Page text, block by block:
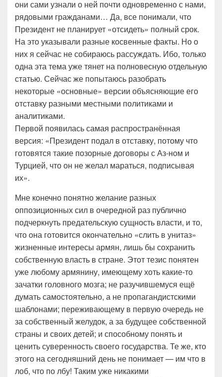
они сами узнали о ней почти одновременно с нами,
рядовыми гражданами… Да, все понимали, что
Президент не планирует «отсидеть» полный срок.
На это указывали разные косвенные факты. Но о
них я сейчас не собираюсь рассуждать. Ибо, только
одна эта тема уже тянет на полновесную отдельную
статью. Сейчас же попытаюсь разобрать
некоторые «основные» версии объясняющие его
отставку разными местными политиками и
аналитиками.
Первой появилась самая распространённая
версия: «Президент подал в отставку, потому что
готовятся такие позорные договоры с Аз-ном и
Турцией, что он не желал мараться, подписывая
их».
Мне конечно понятно желание разных
оппозиционных сил в очередной раз публично
подчеркнуть предательскую сущность власти, и то,
что она готовится окончательно «слить в унитаз»
жизненные интересы армян, лишь бы сохранить
собственную власть в стране. Этот тезис понятен
уже любому армянину, имеющему хоть какие-то
зачатки головного мозга; не разучившемуся ещё
думать самостоятельно, а не пропагандистскими
шаблонами; переживающему в первую очередь не
за собственный желудок, а за будущее собственной
страны и своих детей; и способному понять и
ценить суверенность своего государства. Те же, кто
этого на сегодняшний день не понимает — им что в
лоб, что по лбу! Таким уже никакими